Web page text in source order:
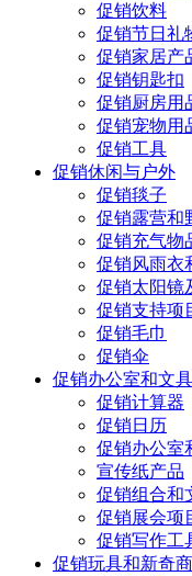
促销饮料
促销节日礼
促销家居产
促销钥匙扣
促销厨房用
促销宠物用
促销工具
促销休闲与户外
促销毯子
促销露营和
促销充气物
促销风雨衣
促销太阳镜
促销支持项
促销毛巾
促销伞
促销办公室和文具
促销计算器
促销日历
促销办公室
宣传纸产品
促销组合和
促销展会项
促销写作工
促销玩具和新奇